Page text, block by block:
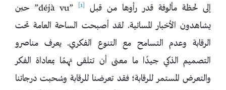
إلى لحظة مألوفة قدر رأوها من قبل déjà vu”
[1]
” حين
يشاهدون الأخبار المسائية. لقد أصبحت الساحة العامة تحت
الرقابة وعدم التسامح مع التنوع الفكري. يعرف مناصرو
التصميم الذكي جيدًا ما معنى أن تتلقى تهمًا بمعاداة الفكر
والتعرض المستمر للرقابة؛ فقد تعرضنا للرقابة وسُحبت درجاتنا